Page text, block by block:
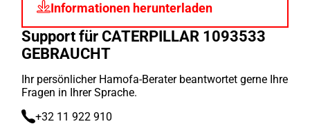
Informationen herunterladen
Support für CATERPILLAR 1093533
GEBRAUCHT
Ihr persönlicher Hamofa-Berater beantwortet gerne Ihre
Fragen in Ihrer Sprache.
+32 11 922 910